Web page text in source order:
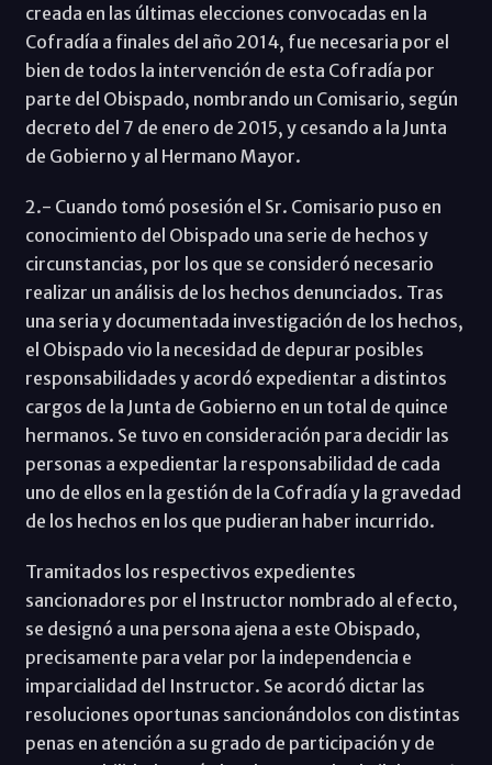
creada en las últimas elecciones convocadas en la
Cofradía a finales del año 2014, fue necesaria por el
bien de todos la intervención de esta Cofradía por
parte del Obispado, nombrando un Comisario, según
decreto del 7 de enero de 2015, y cesando a la Junta
de Gobierno y al Hermano Mayor.
2.- Cuando tomó posesión el Sr. Comisario puso en
conocimiento del Obispado una serie de hechos y
circunstancias, por los que se consideró necesario
realizar un análisis de los hechos denunciados. Tras
una seria y documentada investigación de los hechos,
el Obispado vio la necesidad de depurar posibles
responsabilidades y acordó expedientar a distintos
cargos de la Junta de Gobierno en un total de quince
hermanos. Se tuvo en consideración para decidir las
personas a expedientar la responsabilidad de cada
uno de ellos en la gestión de la Cofradía y la gravedad
de los hechos en los que pudieran haber incurrido.
Tramitados los respectivos expedientes
sancionadores por el Instructor nombrado al efecto,
se designó a una persona ajena a este Obispado,
precisamente para velar por la independencia e
imparcialidad del Instructor. Se acordó dictar las
resoluciones oportunas sancionándolos con distintas
penas en atención a su grado de participación y de